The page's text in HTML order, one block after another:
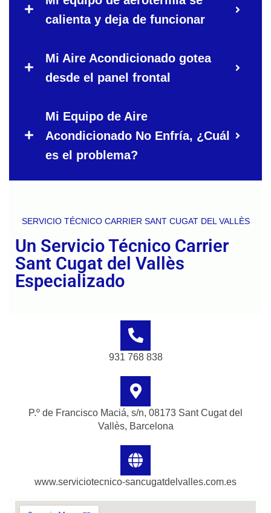
calienta y deja de funcionar
Mi Aire Acondicionado gotea
desde el panel frontal
Mi Equipo de Aire
Acondicionado No Enfría, ¿Cuál
es el problema?
SERVICIO TÉCNICO CARRIER SANT CUGAT DEL VALLÈS
Un Servicio Técnico Carrier
Sant Cugat del Vallès
Especializado
931 768 838
P.º de Francisco Maciá, s/n, 08173 Sant Cugat del
Vallès, Barcelona
www.serviciotecnico-sancugatdelvalles.com.es